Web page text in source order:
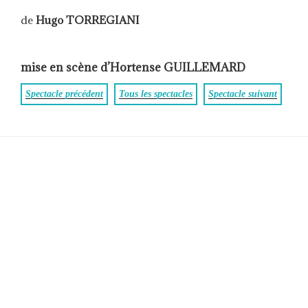
de Hugo TORREGIANI
mise en scène d’Hortense GUILLEMARD
Spectacle précédent Tous les spectacles Spectacle suivant